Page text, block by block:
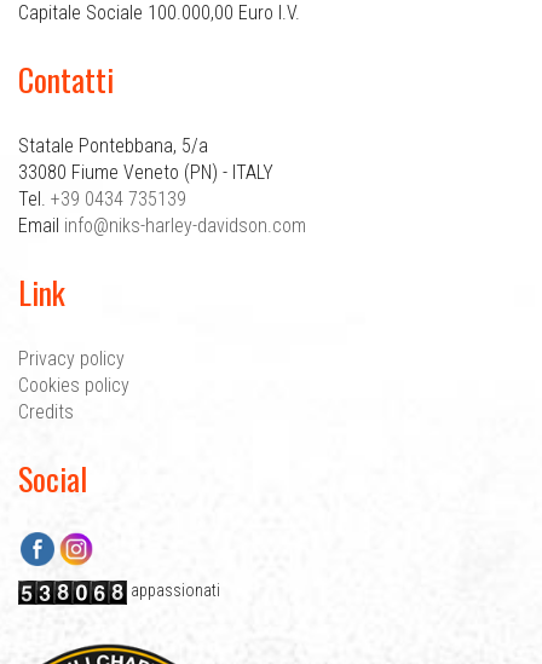
Capitale Sociale 100.000,00 Euro I.V.
Contatti
Statale Pontebbana, 5/a
33080 Fiume Veneto (PN) - ITALY
Tel. +39 0434 735139
Email info@niks-harley-davidson.com
Link
Privacy policy
Cookies policy
Credits
Social
Facebook
appassionati